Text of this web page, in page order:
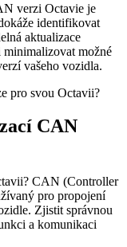
verzi Octavie je
identifikovat‌
​aktualizace
minimalizovat možné
vašeho vozidla.
CAN
CAN (Controller‌
pro propojení
Zjistit správnou
a komunikaci